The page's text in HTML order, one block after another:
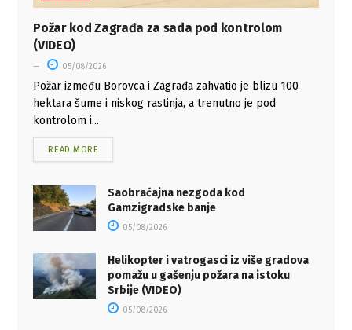
Požar kod Zagrađa za sada pod kontrolom
(VIDEO)
05/08/2026
Požar između Borovca i Zagrađa zahvatio je blizu 100
hektara šume i niskog rastinja, a trenutno je pod
kontrolom i...
READ MORE
Saobraćajna nezgoda kod
Gamzigradske banje
05/08/2026
Helikopter i vatrogasci iz više gradova
pomažu u gašenju požara na istoku
Srbije (VIDEO)
05/08/2026